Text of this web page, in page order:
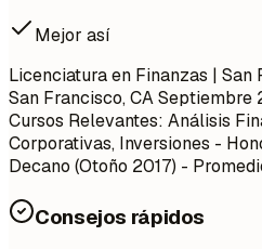
Mejor así
Licenciatura en Finanzas |
San Francisco, CA
Cursos Relevantes: Análisis
Corporativas, Inversiones -
Decano (Otoño 2017) -
Consejos rápidos